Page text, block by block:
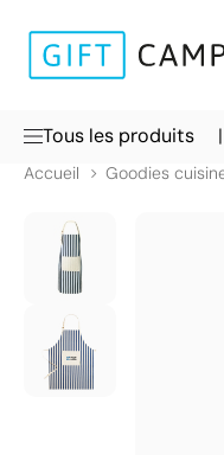
Tous les produits |
Accueil Goodies